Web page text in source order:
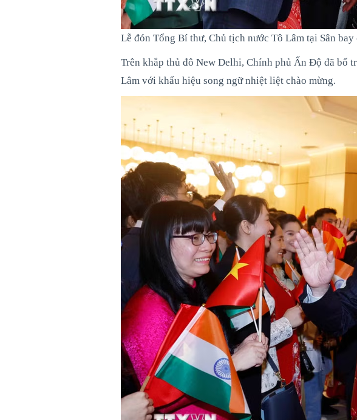
Lễ đón Tổng Bí thư, Chủ tịch nước Tô Lâm tại Sân
Trên khắp thủ đô New Delhi, Chính phủ Ấn Độ đã bố
Lâm với khẩu hiệu song ngữ nhiệt liệt chào mừng.